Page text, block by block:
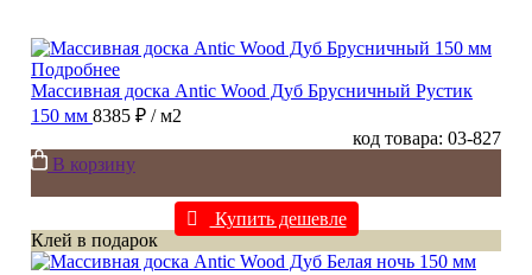
Подробнее
Массивная доска Antic Wood Дуб Брусничный Рустик
150 мм 8385 ₽ / м2
код товара: 03-827
В корзину
Купить дешевле
Клей в подарок